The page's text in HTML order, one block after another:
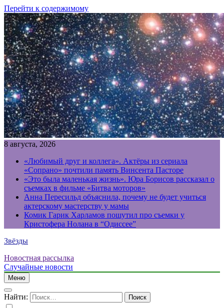
Перейти к содержимому
8 августа, 2026
«Любимый друг и коллега». Актёры из сериала
«Сопрано» почтили память Винсента Пасторе
«Это была маленькая жизнь». Юра Борисов рассказал о
съемках в фильме «Битва моторов»
Анна Пересильд объяснила, почему не будет учиться
актерскому мастерству у мамы
Комик Гарик Харламов пошутил про съемки у
Кристофера Нолана в “Одиссее”
Звёзды
Новостная рассылка
Случайные новости
Меню
Найти: